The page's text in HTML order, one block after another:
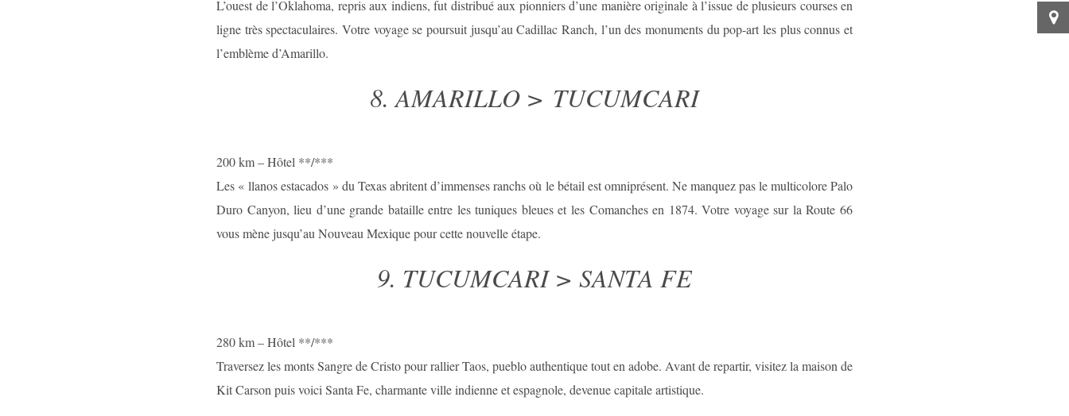
L’ouest de l’Oklahoma, repris aux indiens, fut distribué aux pionniers d’une manière originale à l’issue de plusieurs courses en
ligne très spectaculaires. Votre voyage se poursuit jusqu’au Cadillac Ranch, l’un des monuments du pop-art les plus connus et
l’emblème d’Amarillo.
8. AMARILLO > TUCUMCARI
200 km – Hôtel **/***
Les « llanos estacados » du Texas abritent d’immenses ranchs où le bétail est omniprésent. Ne manquez pas le multicolore Palo
Duro Canyon, lieu d’une grande bataille entre les tuniques bleues et les Comanches en 1874. Votre voyage sur la Route 66
vous mène jusqu’au Nouveau Mexique pour cette nouvelle étape.
9. TUCUMCARI > SANTA FE
280 km – Hôtel **/***
Traversez les monts Sangre de Cristo pour rallier Taos, pueblo authentique tout en adobe. Avant de repartir, visitez la maison de
Kit Carson puis voici Santa Fe, charmante ville indienne et espagnole, devenue capitale artistique.